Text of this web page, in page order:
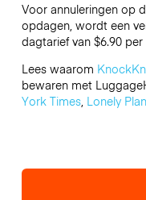
Voor annuleringen op
opdagen, wordt een
dagtarief van $6.90
Lees waarom
bewaren met
York Times, Lonely